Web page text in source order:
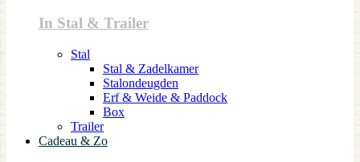
In Stal & Trailer
Stal
Stal & Zadelkamer
Stalondeugden
Erf & Weide & Paddock
Box
Trailer
Cadeau & Zo